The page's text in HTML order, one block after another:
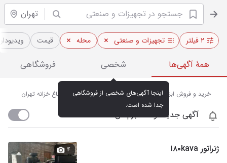
تهران
۲ فیلتر تجهیزات و صنعتی محله قیمت ویدیو‌دار
همهٔ آگهی‌ها شخصی فروشگاهی
جدا شده است.
خرید و فروش ابزارآلات و تجهیزات صنعتی نو و دست دوم در باغ خزانه تهران
آگهی جدید اومد خبرم کن
ژنراتور ۱۸۰kava ۴